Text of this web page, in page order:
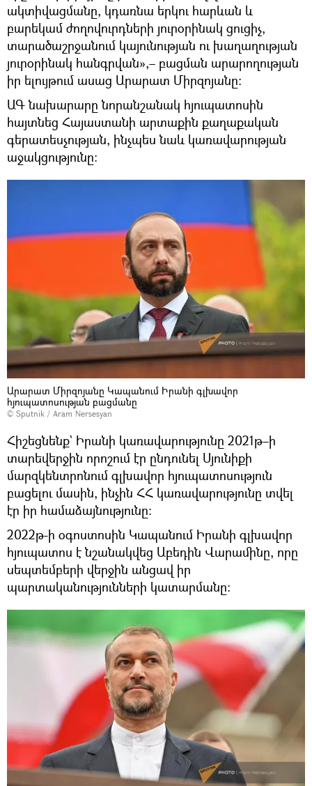
ակտիվացմանը, կդառնա երկու հարևան և
բարեկամ ժողովուրդների յուրօրինակ ցուցիչ,
տարածաշրջանում կայունության ու խաղաղության
յուրօրինակ հանգրվան»,– բացման արարողության
իր ելույթում ասաց Արարատ Միրզոյանը։
ԱԳ նախարարը նորանշանակ հյուպատոսին
հայտնեց Հայաստանի արտաքին քաղաքական
գերատեսչության, ինչպես նաև կառավարության
աջակցությունը։
Արարատ Միրզոյանը Կապանում Իրանի գլխավոր
հյուպատոսության բացմանը
© Sputnik / Aram Nersesyan
Հիշեցնենք` Իրանի կառավարությունը 2021թ–ի
տարեվերջին որոշում էր ընդունել Սյունիքի
մարզկենտրոնում գլխավոր հյուպատոսություն
բացելու մասին, ինչին ՀՀ կառավարությունը տվել
էր իր համաձայնությունը։
2022թ-ի օգոստոսին Կապանում Իրանի գլխավոր
հյուպատոս է նշանակվեց Աբեդին Վարամինը, որը
սեպտեմբերի վերջին անցավ իր
պարտականությունների կատարմանը։